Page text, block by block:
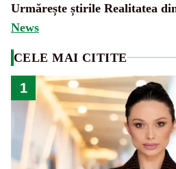
Urmărește știrile Realitatea
News
CELE MAI CITITE
1